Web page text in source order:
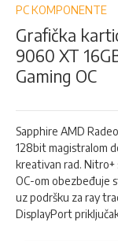
the
images
gallery
beginning
the
images
gallery
PC KOMPONENTE
Grafička
9060 XT
Gaming OC
Sapphire AMD
128bit magistralom
kreativan rad. Nitro+
OC-om obezbeđuje
uz podršku za ray
DisplayPort